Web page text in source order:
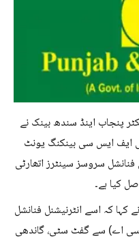
سیکٹر پنجاب اینڈ سندھ بینک نے
ایف ایس سی بینکنگ یونٹ
سروسز سینٹرز اتھارٹی
کیا ہے۔
کہ اسے انٹرنیشنل فنانشل
سی اے) سے گفٹ سٹی، گاندھی